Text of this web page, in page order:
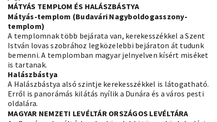
MÁTYÁS TEMPLOM ÉS HALÁSZBÁSTYA
Mátyás-templom (Budavári Nagyboldogasszony-
templom)
A templomnak több bejárata van, kerekesszékkel a Szent
István lovas szobrához legközelebbi bejáraton át tudunk
bemenni. A templomban magyar jelnyelven kísért miséket
is tartanak.
Halászbástya
A Halászbástya alsó szintje kerekesszékkel is látogatható.
Erről is panorámás kilátás nyílik a Dunára és a város pesti
oldalára.
MAGYAR NEMZETI LEVÉLTÁR ORSZÁGOS LEVÉLTÁRA